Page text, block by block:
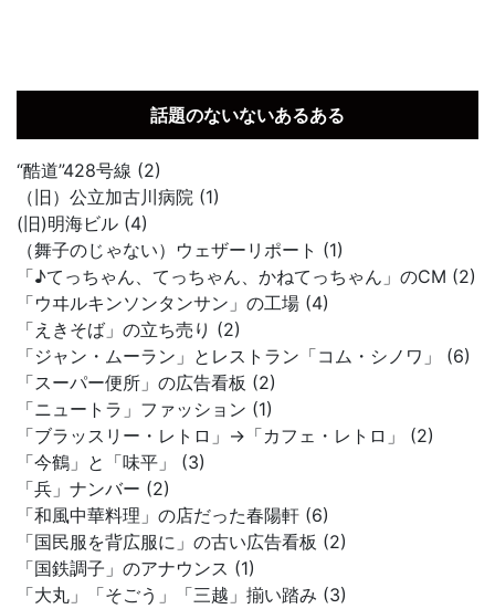
話題のないないあるある
“酷道”428号線 (2)
（旧）公立加古川病院 (1)
(旧)明海ビル (4)
（舞子のじゃない）ウェザーリポート (1)
「♪てっちゃん、てっちゃん、かねてっちゃん」のCM (2)
「ウヰルキンソンタンサン」の工場 (4)
「えきそば」の立ち売り (2)
「ジャン・ムーラン」とレストラン「コム・シノワ」 (6)
「スーパー便所」の広告看板 (2)
「ニュートラ」ファッション (1)
「ブラッスリー・レトロ」→「カフェ・レトロ」 (2)
「今鶴」と「味平」 (3)
「兵」ナンバー (2)
「和風中華料理」の店だった春陽軒 (6)
「国民服を背広服に」の古い広告看板 (2)
「国鉄調子」のアナウンス (1)
「大丸」「そごう」「三越」揃い踏み (3)